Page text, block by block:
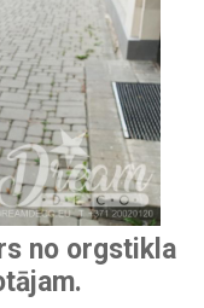
no orgstikla